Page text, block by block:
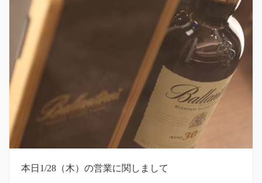
本日1/28（木）の営業に関しまして